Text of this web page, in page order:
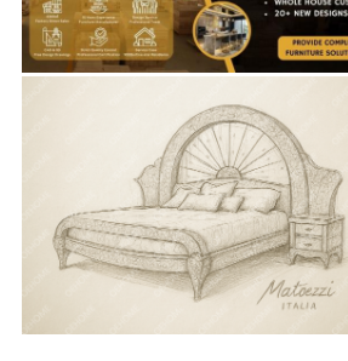
SITO
PRIVACY